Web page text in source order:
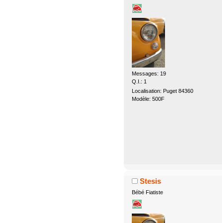
Messages: 19
Q.I.: 1
Localisation: Puget 84360
Modèle: 500F
Stesis
Bébé Fiatiste